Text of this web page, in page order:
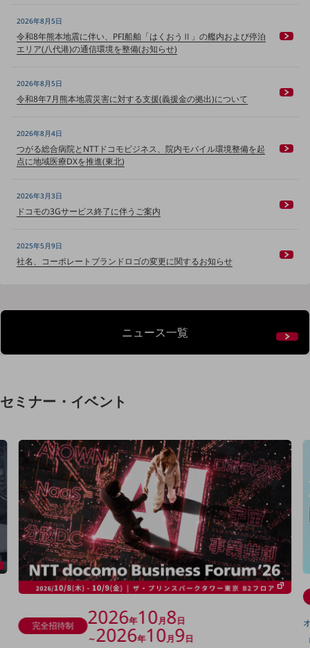
事業拠点
グループ会社
ニュースルーム
ニュースルームTOP
地域からの発表
お知らせ
サステナビリティ
サステナビリティTOP
ダイバーシティ
業績
決算公告
電子公告
基礎的電気通信役務損益明細表
採用情報
採用情報TOP
新卒採用
経験者採用
障がい者採用
人材育成制度
広告・協賛
2026年8月5日
令和8年熊本地震に伴い、PFI船舶「はくおうⅡ」の艦内および停泊
エリア(八代港)の通信環境を整備(お知らせ)
2026年8月5日
令和8年7月熊本地震災害に対する支援(義援金の拠出)について
2026年8月4日
つがる総合病院とNTTドコモビジネス、院内モバイル環境整備を起
点に地域医療DXを推進(東北)
2026年3月3日
ドコモの3Gサービス終了に伴うご案内
2025年5月9日
社名、コーポレートブランドロゴの変更に関するお知らせ
ニュース一覧
セミナー・イベント
完全招待制 2026年10月8日
～2026年10月9日